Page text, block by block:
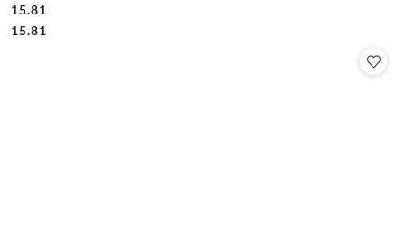
Cena:
15.81
Cena:
15.81